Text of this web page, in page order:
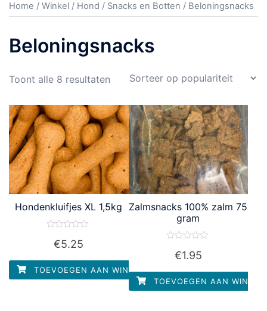
Home / Winkel / Hond / Snacks en Botten / Beloningsnacks
Beloningsnacks
Toont alle 8 resultaten
Hondenkluifjes XL 1,5kg
5
€5.25
TOEVOEGEN AAN WINKELWAGEN
Zalmsnacks 100% zalm 75
gram
5
€1.95
TOEVOEGEN AAN